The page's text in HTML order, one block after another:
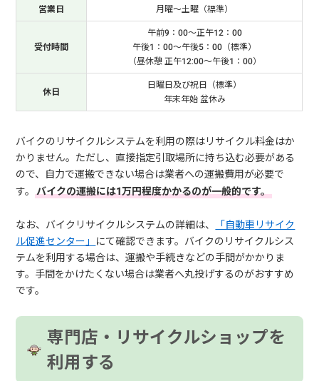
営業日 月曜～土曜（標準）
受付時間
午前9：00～正午12：00
午後1：00～午後5：00（標準）
（昼休憩 正午12:00～午後1：00）
休日
日曜日及び祝日（標準）
年末年始 盆休み
バイクのリサイクルシステムを利用の際はリサイクル料金はか
かりません。ただし、直接指定引取場所に持ち込む必要がある
ので、自力で運搬できない場合は業者への運搬費用が必要で
す。バイクの運搬には1万円程度かかるのが一般的です。
なお、バイクリサイクルシステムの詳細は、
「自動車リサイク
ル促進センター」 にて確認できます。バイクのリサイクルシス
テムを利用する場合は、運搬や手続きなどの手間がかかりま
す。手間をかけたくない場合は業者へ丸投げするのがおすすめ
です。
専門店・リサイクルショップを
利用する